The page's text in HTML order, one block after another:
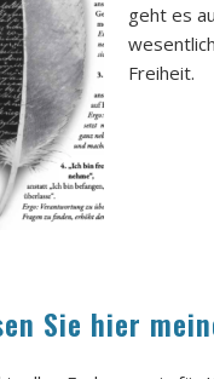
geht es
Freiheit.
Sie hier